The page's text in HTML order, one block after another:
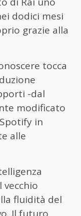
dodici mesi
grazie alla
tocca
-dal
modificato
in
alle
vecchio
fluidità del
Il futuro